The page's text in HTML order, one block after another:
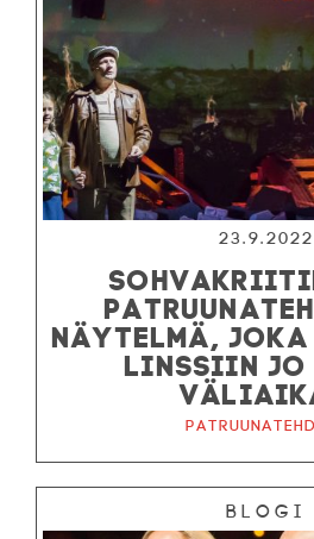
23.9.2022
NÄYTELMÄ,
LINSSIIN JO
Blogi